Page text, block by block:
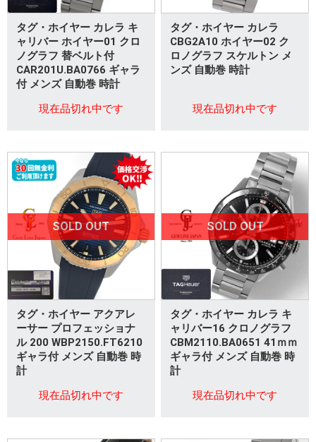
タグ・ホイヤー カレラ キ
ャリバー ホイヤー01 クロ
ノグラフ 替ベルト付
CAR201U.BA0766 ギャラ
付 メンズ 自動巻 時計
現在品切れ中です
タグ・ホイヤー カレラ
CBG2A10 ホイヤー02 ク
ロノグラフ スケルトン メ
ンズ 自動巻 時計
現在品切れ中です
SOLD OUT
タグ・ホイヤー アクアレ
ーサー プロフェッショナ
ル 200 WBP2150.FT6210
ギャラ付 メンズ 自動巻 時
計
現在品切れ中です
SOLD OUT
タグ・ホイヤー カレラ キ
ャリバー16 クロノグラフ
CBM2110.BA0651 41ｍｍ
ギャラ付 メンズ 自動巻 時
計
現在品切れ中です